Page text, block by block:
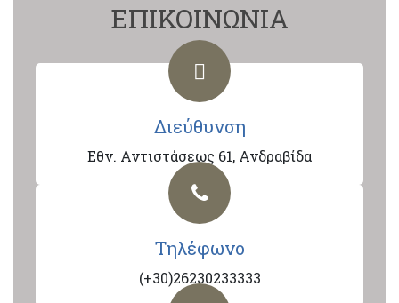
ΕΠΙΚΟΙΝΩΝΙΑ
Διεύθυνση
Εθν. Αντιστάσεως 61, Ανδραβίδα
Τηλέφωνο
(+30)26230233333